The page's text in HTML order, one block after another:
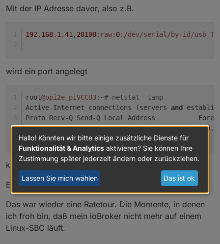
Mit der IP Adresse davor, also z.B.
192.168. 1.41, 20108:raw: 0:/dev/serial/by-id/usb-
wird ein port angelegt
root@opi2e_piVCCU3 :~# netstat -tanp
Active Internet connections (servers and
Proto Recv-Q Send-Q Local Address
tcp 0 0 192.168.1.41:20108 0.0.
klingt gut,
Edit: und geht! ENDLICH
Das war wieder eine Ratetour. Die Momente, in denen
ich froh bin, daß mein ioBroker nicht mehr auf einem
Linux-SBC läuft.
Hallo! Könnten wir bitte einige zusätzliche Dienste für
Funktionalität & Analytics aktivieren? Sie können Ihre
Zustimmung später jederzeit ändern oder zurückziehen.
Lassen Sie mich wählen Das ist ok